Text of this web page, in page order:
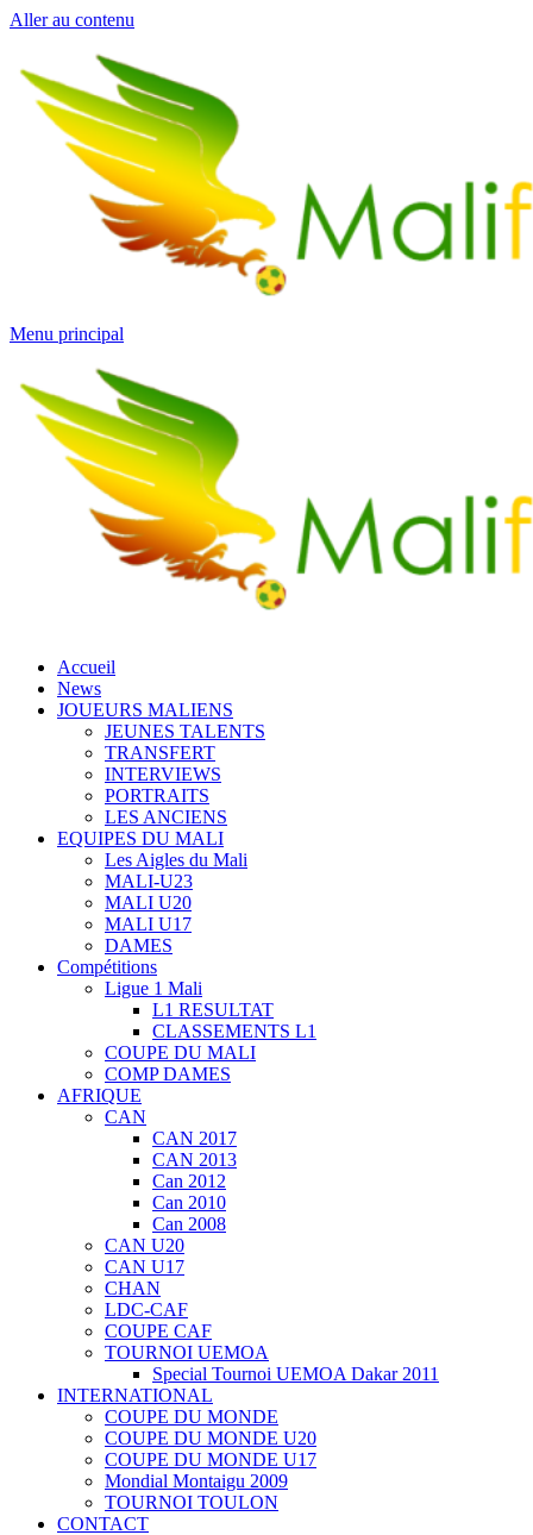
Aller au contenu
Menu principal
Accueil
News
JOUEURS MALIENS
JEUNES TALENTS
TRANSFERT
INTERVIEWS
PORTRAITS
LES ANCIENS
EQUIPES DU MALI
Les Aigles du Mali
MALI-U23
MALI U20
MALI U17
DAMES
Compétitions
Ligue 1 Mali
L1 RESULTAT
CLASSEMENTS L1
COUPE DU MALI
COMP DAMES
AFRIQUE
CAN
CAN 2017
CAN 2013
Can 2012
Can 2010
Can 2008
CAN U20
CAN U17
CHAN
LDC-CAF
COUPE CAF
TOURNOI UEMOA
Special Tournoi UEMOA Dakar 2011
INTERNATIONAL
COUPE DU MONDE
COUPE DU MONDE U20
COUPE DU MONDE U17
Mondial Montaigu 2009
TOURNOI TOULON
CONTACT